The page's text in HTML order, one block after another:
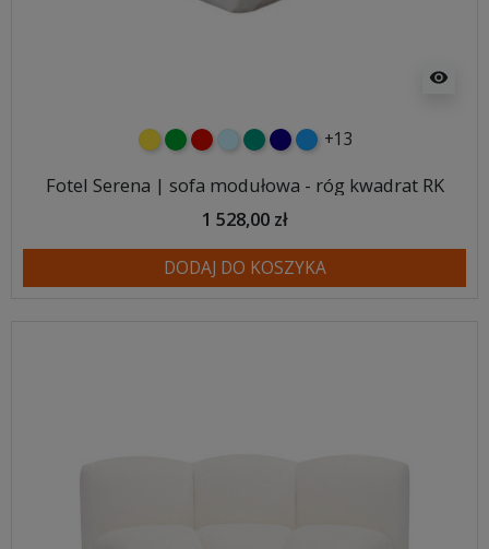
visibility
żółtyzielonyczerwony
błękitnyturkusowy
granatowy
niebieski
+13
Fotel Serena | sofa modułowa - róg kwadrat RK
1 528,00 zł
DODAJ DO KOSZYKA